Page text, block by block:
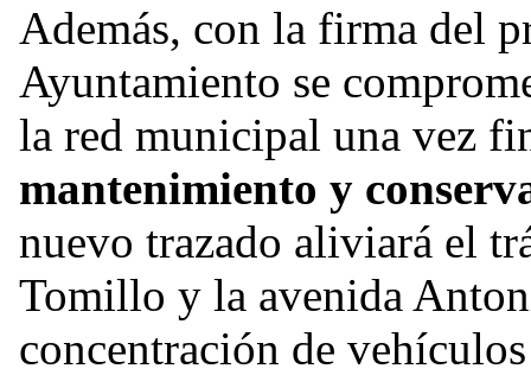
Además, con la firma del
Ayuntamiento se
la red municipal una vez
mantenimiento y
nuevo trazado aliviará el
Tomillo y la avenida
concentración de